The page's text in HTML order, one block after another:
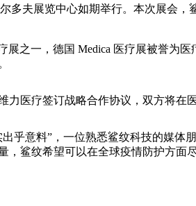
夫展览中心如期举行。本次展会，
一，德国 Medica 医疗展被誉为
疗签订战略合作协议，双方将在
意料”，一位熟悉鲨纹科技的媒体
鲨纹希望可以在全球疫情防护方面尽